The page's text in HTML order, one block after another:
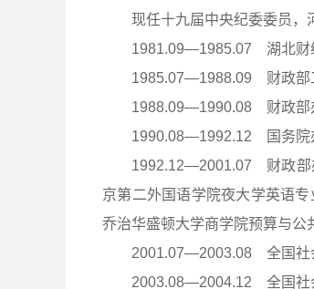
现任十九届中央纪委委员，
1981.09—1985.07 湖北财
1985.07—1988.09 财政部
1988.09—1990.08 财政部
1990.08—1992.12 国务院
1992.12—2001.07 财政部
京第二外国语学院夜大学英语
乔治华盛顿大学商学院预算与公
2001.07—2003.08 全国社
2003.08—2004.12 全国社